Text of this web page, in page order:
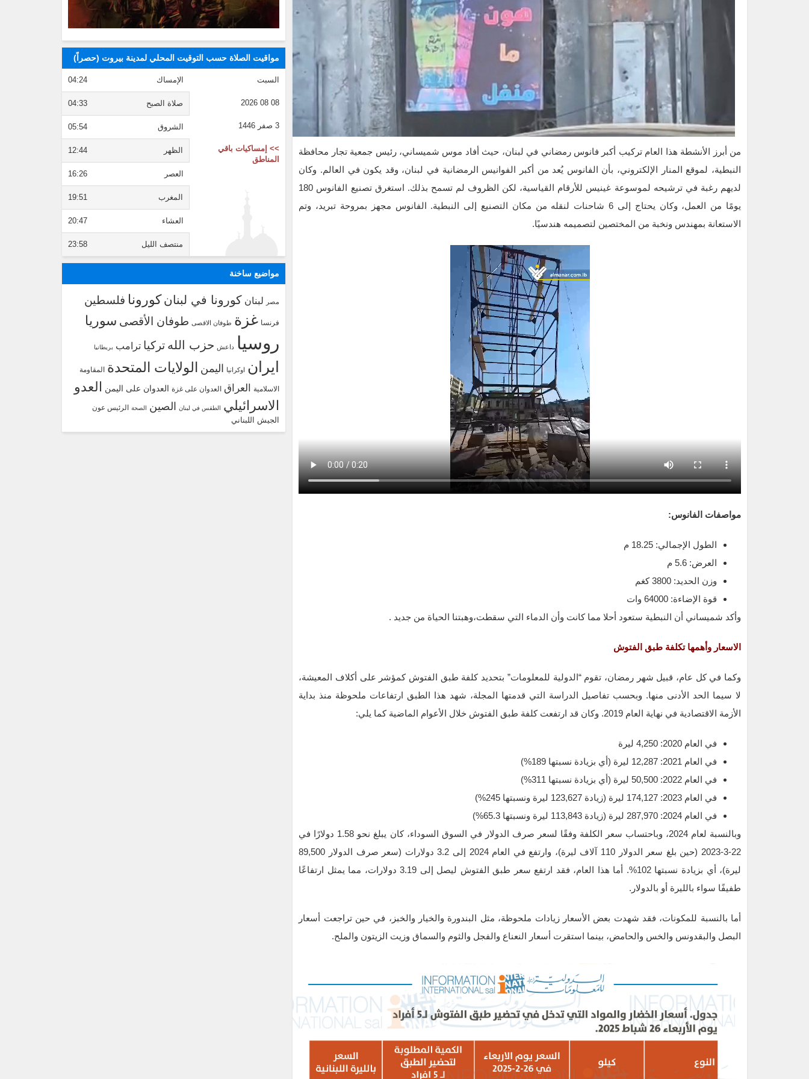
من أبرز الأنشطة هذا العام تركيب أكبر فانوس رمضاني في لبنان، حيث أفاد موس شميساني، رئيس جمعية تجار محافظة
النبطية، لموقع المنار الإلكتروني، بأن الفانوس يُعد من أكبر الفوانيس الرمضانية في لبنان، وقد يكون في العالم. وكان
لديهم رغبة في ترشيحه لموسوعة غينيس للأرقام القياسية، لكن الظروف لم تسمح بذلك. استغرق تصنيع الفانوس 180
يومًا من العمل، وكان يحتاج إلى 6 شاحنات لنقله من مكان التصنيع إلى النبطية. الفانوس مجهز بمروحة تبريد، وتم
الاستعانة بمهندس ونخبة من المختصين لتصميمه هندسيًا.
مواصفات الفانوس:
الطول الإجمالي: 18.25 م
العرض: 5.6 م
وزن الحديد: 3800 كغم
قوة الإضاءة: 64000 وات
وأكد شميساني أن النبطية ستعود أحلا مما كانت وأن الدماء التي سقطت،وهبتنا الحياة من جديد .
الاسعار وأهمها تكلفة طبق الفتوش
وكما في كل عام، قبيل شهر رمضان، تقوم “الدولية للمعلومات” بتحديد كلفة طبق الفتوش كمؤشر على أكلاف المعيشة،
لا سيما الحد الأدنى منها. وبحسب تفاصيل الدراسة التي قدمتها المجلة، شهد هذا الطبق ارتفاعات ملحوظة منذ بداية
الأزمة الاقتصادية في نهاية العام 2019. وكان قد ارتفعت كلفة طبق الفتوش خلال الأعوام الماضية كما يلي:
في العام 2020: 4,250 ليرة
في العام 2021: 12,287 ليرة (أي بزيادة نسبتها 189%)
في العام 2022: 50,500 ليرة (أي بزيادة نسبتها 311%)
في العام 2023: 174,127 ليرة (زيادة 123,627 ليرة ونسبتها 245%)
في العام 2024: 287,970 ليرة (زيادة 113,843 ليرة ونسبتها 65.3%)
وبالنسبة لعام 2024، وباحتساب سعر الكلفة وفقًا لسعر صرف الدولار في السوق السوداء، كان يبلغ نحو 1.58 دولارًا في
22-3-2023 (حين بلغ سعر الدولار 110 آلاف ليرة)، وارتفع في العام 2024 إلى 3.2 دولارات (سعر صرف الدولار 89,500
ليرة)، أي بزيادة نسبتها 102%. أما هذا العام، فقد ارتفع سعر طبق الفتوش ليصل إلى 3.19 دولارات، مما يمثل ارتفاعًا
طفيفًا سواء بالليرة أو بالدولار.
أما بالنسبة للمكونات، فقد شهدت بعض الأسعار زيادات ملحوظة، مثل البندورة والخيار والخبز، في حين تراجعت أسعار
البصل والبقدونس والخس والحامض، بينما استقرت أسعار النعناع والفجل والثوم والسماق وزيت الزيتون والملح.
مواقيت الصلاة حسب التوقيت المحلي لمدينة بيروت (حصراً)
السبت
08 08 2026
3 صفر 1446
>> إمساكيات باقي
المناطق
الإمساك 04:24
صلاة الصبح 04:33
الشروق 05:54
الظهر 12:44
العصر 16:26
المغرب 19:51
العشاء 20:47
منتصف الليل 23:58
مواضيع ساخنة
مصر لبنان كورونا في لبنان كورونا فلسطين
فرنسا غزة طوفان الاقصى طوفان الأقصى سوريا
روسيا داعش حزب الله تركيا ترامب بريطانيا
ايران اوكرانيا اليمن الولايات المتحدة المقاومة
الاسلامية العراق العدوان على غزة العدوان على اليمن
العدو
الاسرائيلي
الطقس في لبنان الصين الصحة الرئيس عون
الجيش اللبناني